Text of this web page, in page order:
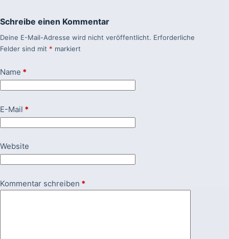
Schreibe einen Kommentar
Deine E-Mail-Adresse wird nicht veröffentlicht. Erforderliche
Felder sind mit * markiert
Name *
E-Mail *
Website
Kommentar schreiben *